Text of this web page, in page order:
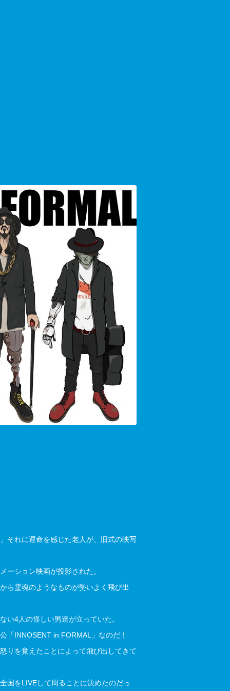
それに運命を感じた老人が、旧式の映写
ーション映画が投影された。
ら霊魂のようなものが勢いよく飛び出
い4人の怪しい男達が立っていた。
「INNOSENT in FORMAL」なのだ！
りを覚えたことによって飛び出してきて
国をLIVEして周ることに決めたのだっ